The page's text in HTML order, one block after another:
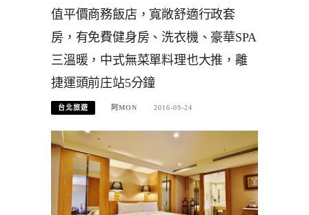
值平價商務飯店，寬敞舒適行政套
房，有免費健身房、洗衣機、豪華SPA
三溫暖，中式無菜單料理也大推，離
捷運頭前庄站5分鐘
台北旅遊 阿MON 2016-09-24